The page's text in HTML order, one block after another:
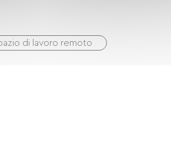
di lavoro remoto